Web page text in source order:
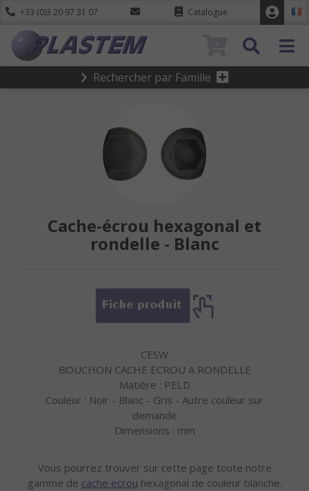
+33 (0)3 20 97 31 07 Catalogue
Rechercher par Famille
Cache-écrou hexagonal et
rondelle - Blanc
CESW
BOUCHON CACHE ECROU A RONDELLE
Matière : PELD
Couleur : Noir - Blanc - Gris - Autre couleur sur
demande
Dimensions : mm
Vous pourrez trouver sur cette page toute notre
gamme de cache ecrou hexagonal de couleur blanche.